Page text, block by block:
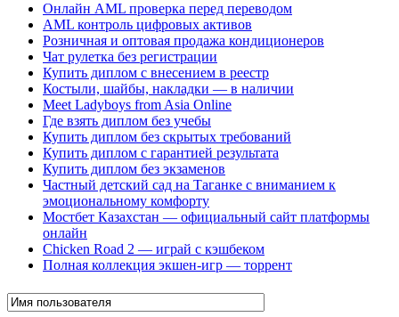
Онлайн AML проверка перед переводом
AML контроль цифровых активов
Розничная и оптовая продажа кондиционеров
Чат рулетка без регистрации
Купить диплом с внесением в реестр
Костыли, шайбы, накладки — в наличии
Meet Ladyboys from Asia Online
Где взять диплом без учебы
Купить диплом без скрытых требований
Купить диплом с гарантией результата
Купить диплом без экзаменов
Частный детский сад на Таганке с вниманием к
эмоциональному комфорту
Мостбет Казахстан — официальный сайт платформы
онлайн
Chicken Road 2 — играй с кэшбеком
Полная коллекция экшен-игр — торрент